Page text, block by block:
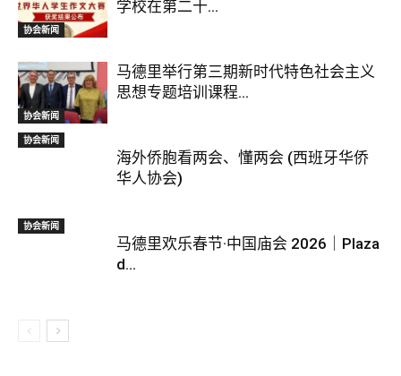
协会新闻
学校在第二十...
协会新闻
马德里举行第三期新时代特色社会主义
思想专题培训课程...
协会新闻
海外侨胞看两会、懂两会 (西班牙华侨
华人协会)
协会新闻
马德里欢乐春节·中国庙会 2026｜Plaza
d...